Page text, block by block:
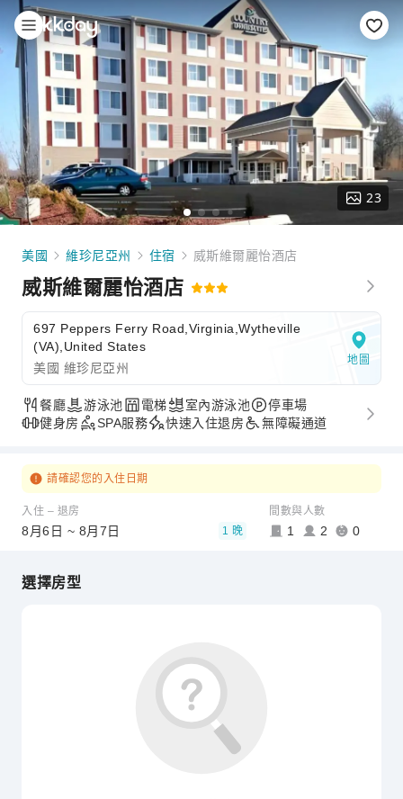
23
美國 維珍尼亞州 住宿 威斯維爾麗怡酒店
威斯維爾麗怡酒店
697 Peppers Ferry Road,Virginia,Wytheville
(VA),United States
美國 維珍尼亞州
地圖
餐廳 游泳池 電梯 室內游泳池
停車場
健身房
SPA服務 快速入住退房 無障礙通道
請確認您的入住日期
入住 – 退房
8月6日 ~ 8月7日 1 晚
間數與人數
1 2 0
選擇房型